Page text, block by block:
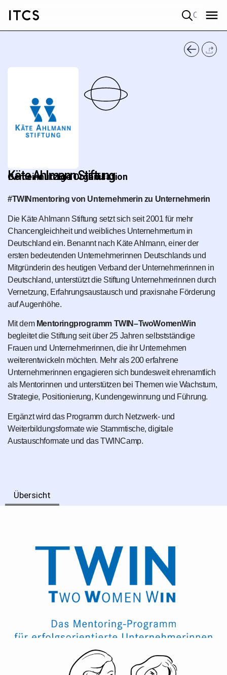
Käte Ahlmann Stiftung
Gemeinnützige Organisation
#TWINmentoring von Unternehmerin zu Unternehmerin
Die Käte Ahlmann Stiftung setzt sich seit 2001 für mehr
Chancengleichheit und weibliches Unternehmertum in
Deutschland ein. Benannt nach Käte Ahlmann, einer der
ersten bedeutenden Unternehmerinnen Deutschlands und
Mitgründerin des heutigen Verband der Unternehmerinnen in
Deutschland, unterstützt die Stiftung Unternehmerinnen durch
Vernetzung, Erfahrungsaustausch und praxisnahe Förderung
auf Augenhöhe.
Mit dem Mentoringprogramm TWIN–TwoWomenWin
begleitet die Stiftung seit über 25 Jahren selbstständige
Frauen und Unternehmerinnen, die ihr Unternehmen
weiterentwickeln möchten. Mehr als 200 erfahrene
Unternehmerinnen engagieren sich bundesweit ehrenamtlich
als Mentorinnen und unterstützen bei Themen wie Wachstum,
Strategie, Positionierung, Kundengewinnung und Führung.
Ergänzt wird das Programm durch Netzwerk- und
Weiterbildungsformate wie Stammtische, digitale
Austauschformate und das TWINCamp.
Übersicht